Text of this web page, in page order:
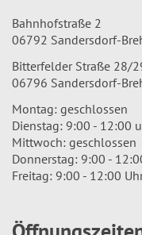
Bahnhofstraße 2
06792 Sandersdorf-
Bitterfelder Straße 28/
06796 Sandersdorf-
Montag: geschlossen
Dienstag: 9:00 - 12:00
Mittwoch: geschlossen
Donnerstag: 9:00 -
Freitag: 9:00 - 12:00